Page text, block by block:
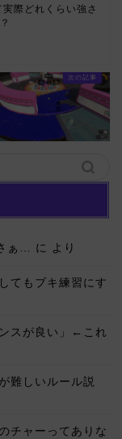
際どれくらい強さ
ぁ… に より
てもブキ練習にす
スが良い」←これ
難しいルール説
チャーってありな